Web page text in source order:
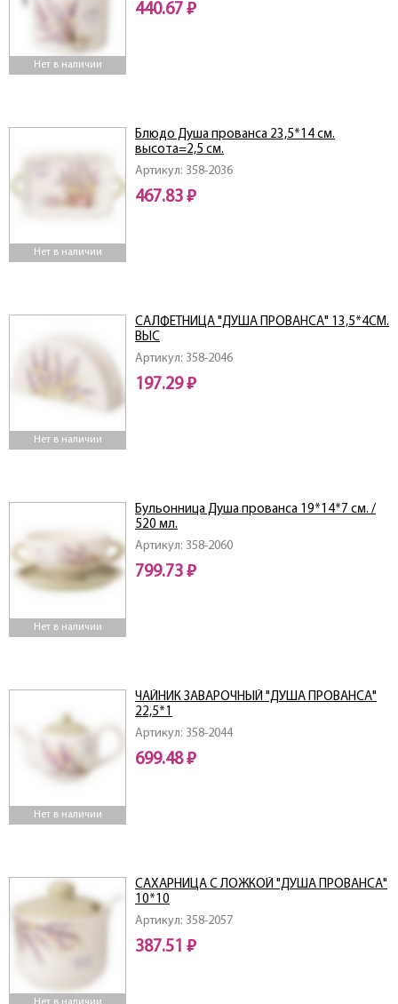
Нет в наличии
440.67 ₽
Нет в наличии
Артикул: 358-2036
Блюдо Душа прованса 23,5*14 см.
высота=2,5 см.
467.83 ₽
Нет в наличии
Артикул: 358-2046
САЛФЕТНИЦА "ДУША ПРОВАНСА" 13,5*4СМ.
ВЫС
197.29 ₽
Нет в наличии
Артикул: 358-2060
Бульонница Душа прованса 19*14*7 см. /
520 мл.
799.73 ₽
Нет в наличии
Артикул: 358-2044
ЧАЙНИК ЗАВАРОЧНЫЙ "ДУША ПРОВАНСА"
22,5*1
699.48 ₽
Артикул: 358-2057
САХАРНИЦА С ЛОЖКОЙ "ДУША ПРОВАНСА"
10*10
387.51 ₽